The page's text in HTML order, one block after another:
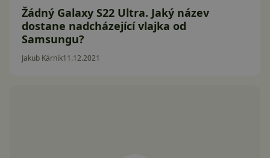
Žádný Galaxy S22 Ultra. Jaký název
dostane nadcházející vlajka od
Samsungu?
Jakub Kárník11.12.2021